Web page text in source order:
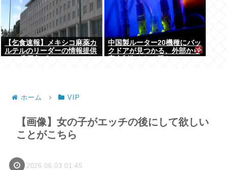
【乞食速報】メキシコ麻薬カ
ルテルのリーダーの情報提供
中国製ルーター20機種にバッ
クドアが見つかる、外部から
ホーム VIP
【画像】女の子がエッチの後にして欲しい
ことがこちら
2026.06.03 01:45